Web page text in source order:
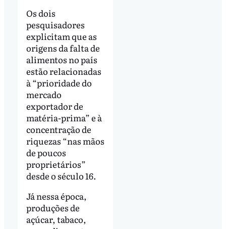
Os dois
pesquisadores
explicitam que as
origens da falta de
alimentos no país
estão relacionadas
à “prioridade do
mercado
exportador de
matéria-prima” e à
concentração de
riquezas “nas mãos
de poucos
proprietários”
desde o século 16.
Já nessa época,
produções de
açúcar, tabaco,